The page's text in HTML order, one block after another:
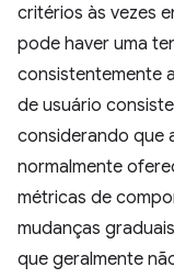
critérios às vezes
pode haver uma
consistentemente
de usuário
considerando que
normalmente
métricas de
mudanças
que geralmente